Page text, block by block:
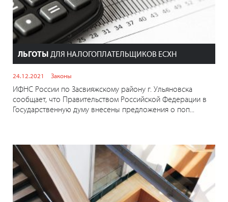
ЛЬГОТЫ ДЛЯ НАЛОГОПЛАТЕЛЬЩИКОВ ЕСХН
24.12.2021 Законы
ИФНС России по Засвияжскому району г. Ульяновска
сообщает, что Правительством Российской Федерации в
Государственную думу внесены предложения о поп...